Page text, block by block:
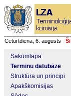
Ceturtdiena, 6. augusts
Sākumlapa
Terminu datubāze
Struktūra un principi
Apakškomisijas